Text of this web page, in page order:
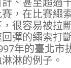
，在比賽繩
很容易被拉
彈的繩索打
年的臺北市
淋的例子。